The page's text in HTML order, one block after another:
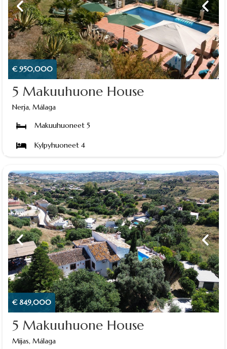
€ 950,000
5 Makuuhuone House
Nerja, Málaga
Makuuhuoneet 5
Kylpyhuoneet 4
€ 849,000
5 Makuuhuone House
Mijas, Málaga